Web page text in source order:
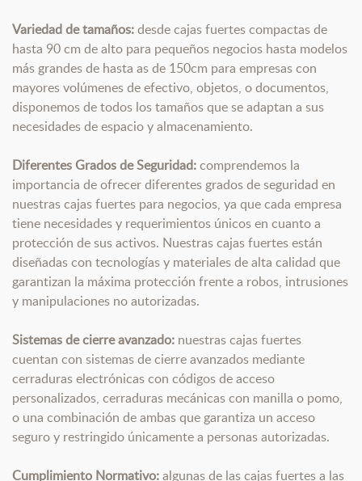
Variedad de tamaños:desde cajas fuertes compactas de
hasta 90 cm de alto para pequeños negocios hasta modelos
más grandes de hasta as de 150cm para empresas con
mayores volúmenes de efectivo, objetos, o documentos,
disponemos de todos los tamaños que se adaptan a sus
necesidades de espacio y almacenamiento.
Diferentes Grados de Seguridad:comprendemos la
importancia de ofrecer diferentes grados de seguridad en
nuestras cajas fuertes para negocios, ya que cada empresa
tiene necesidades y requerimientos únicos en cuanto a
protección de sus activos. Nuestras cajas fuertes están
diseñadas con tecnologías y materiales de alta calidad que
garantizan la máxima protección frente a robos, intrusiones
y manipulaciones no autorizadas.
Sistemas de cierre avanzado: nuestras cajas fuertes
cuentan con sistemas de cierre avanzados mediante
cerraduras electrónicas con códigos de acceso
personalizados, cerraduras mecánicas con manilla o pomo,
o una combinación de ambas que garantiza un acceso
seguro y restringido únicamente a personas autorizadas.
Cumplimiento Normativo:algunas de las cajas fuertes a las